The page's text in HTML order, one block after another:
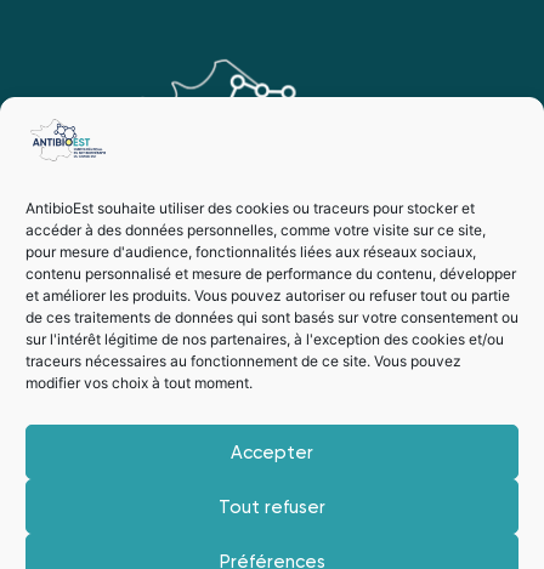
AntibioEst souhaite utiliser des cookies ou traceurs pour stocker et
accéder à des données personnelles, comme votre visite sur ce site,
pour mesure d'audience, fonctionnalités liées aux réseaux sociaux,
contenu personnalisé et mesure de performance du contenu, développer
et améliorer les produits. Vous pouvez autoriser ou refuser tout ou partie
de ces traitements de données qui sont basés sur votre consentement ou
sur l'intérêt légitime de nos partenaires, à l'exception des cookies et/ou
traceurs nécessaires au fonctionnement de ce site. Vous pouvez
modifier vos choix à tout moment.
Accepter
Tout refuser
Préférences
Vie privée
Mentions légales